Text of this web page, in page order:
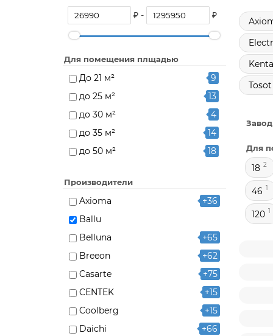
₽ - ₽
Для помещения плщадью
До 21 м²
9
до 25 м²
13
до 30 м²
4
до 35 м²
14
до 50 м²
18
Производители
Axioma
+36
Ballu
Belluna
+65
Breeon
+62
Casarte
+75
CENTEK
+15
Coolberg
+15
Daichi
+66
Tosot
Для
18 2
46 1
120 1